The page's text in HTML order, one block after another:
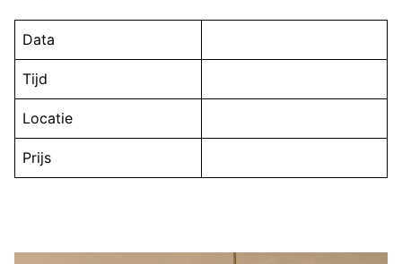
Data
Tijd
Locatie
Prijs